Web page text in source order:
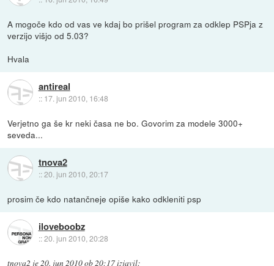
A mogoče kdo od vas ve kdaj bo prišel program za odklep PSPja z
verzijo višjo od 5.03?
Hvala
antireal
:: 17. jun 2010, 16:48
Verjetno ga še kr neki časa ne bo. Govorim za modele 3000+
seveda...
tnova2
::20. jun 2010, 20:17
prosim če kdo natančneje opiše kako odkleniti psp
iloveboobz
::20. jun 2010, 20:28
tnova2 je20. jun 2010 ob 20:17izjavil: